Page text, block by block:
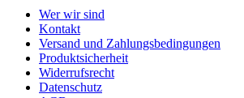
Wer wir sind
Kontakt
Versand und Zahlungsbedingungen
Produktsicherheit
Widerrufsrecht
Datenschutz